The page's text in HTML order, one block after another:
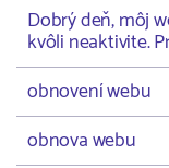
Dobrý deň, môj
kvôli neaktivite.
obnovení webu
obnova webu